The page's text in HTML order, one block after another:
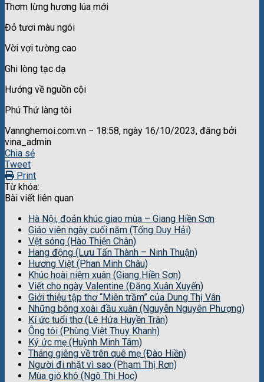
Thơm lừng hương lúa mới
Đỏ tươi màu ngói
Vời vợi tường cao
Ghi lòng tạc dạ
Hướng về nguồn cội
Phú Thứ làng tôi
Vannghemoi.com.vn − 18:58, ngày 16/10/2023, đăng bởi
vina_admin
Chia sẻ
Tweet
Print
Từ khóa:
Bài viết liên quan
Hà Nội, đoản khúc giao mùa – Giang Hiền Sơn
Giáo viên ngày cuối năm (Tống Duy Hải)
Vệt sóng (Hào Thiện Chân)
Hang động (Lưu Tấn Thành – Ninh Thuận)
Hương Việt (Phan Minh Châu)
Khúc hoài niệm xuân (Giang Hiền Sơn)
Viết cho ngày Valentine (Đặng Xuân Xuyến)
Giới thiệu tập thơ “Miên trầm” của Dung Thị Vân
Những bông xoài đầu xuân (Nguyễn Nguyên Phượng)
Kí ức tuổi thơ (Lê Hứa Huyền Trân)
Ông tôi (Phùng Việt Thụy Khanh)
Ký ức mẹ (Huỳnh Minh Tâm)
Tháng giêng về trên quê mẹ (Đào Hiền)
Người đi nhặt vì sao (Phạm Thị Rơn)
Mùa gió khô (Ngô Thị Học)